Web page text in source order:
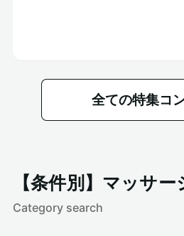
全ての特集コ
【条件別】マッサ
Category search